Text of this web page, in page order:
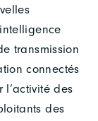
transmission
connectés
des
des